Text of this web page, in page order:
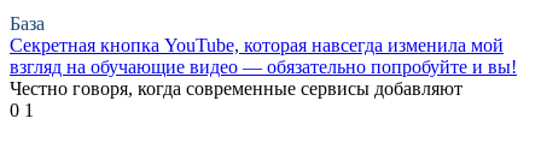
База
Секретная кнопка YouTube, которая навсегда изменила мой
взгляд на обучающие видео — обязательно попробуйте и вы!
Честно говоря, когда современные сервисы добавляют
0 1